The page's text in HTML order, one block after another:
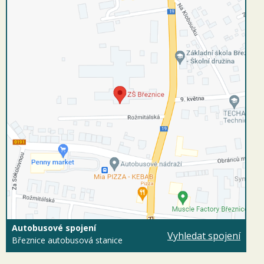
Autobusové spojení
Březnice autobusová stanice
Vyhledat spojení